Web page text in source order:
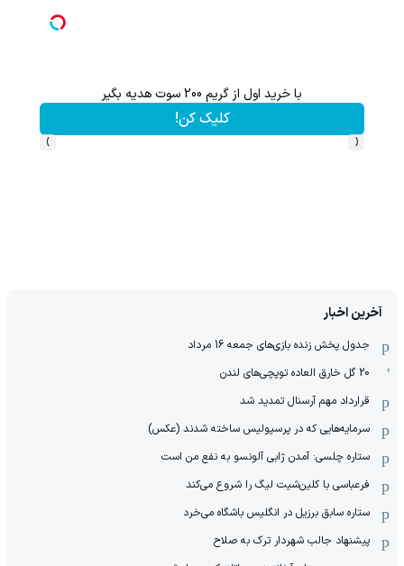
با خرید اول از گریم 200 سوت هدیه بگیر
کلیک کن!
‹
›
آخرین اخبار
جدول پخش زنده بازی‌های جمعه 16 مرداد
20 گل خارق العاده توپچی‌های لندن
قرارداد مهم آرسنال تمدید شد
سرمایه‌هایی که در پرسپولیس ساخته شدند (عکس)
ستاره چلسی: آمدن ژابی آلونسو به نفع من است
فرعباسی با کلین‌شیت لیگ را شروع می‌کند
ستاره سابق برزیل در انگلیس باشگاه می‌خرد
پیشنهاد جالب شهردار ترک به صلاح